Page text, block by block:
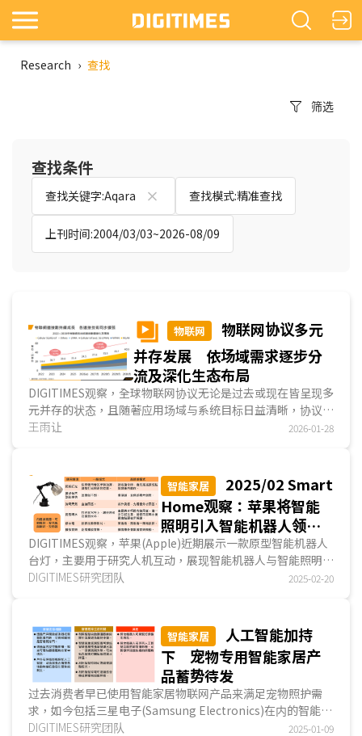
Research › 查找
筛选
查找条件
查找关键字:Aqara 查找模式:精准查找
上刊时间:2004/03/03~2026-08/09
物联网
物联网协议多元
并存发展 依场域需求逐步分
流及深化生态布局
DIGITIMES观察，全球物联网协议无论是过去或现在皆呈现多
元并存的状态，且随著应用场域与系统目标日益清晰，协议开
始依据不同使用情境逐步分流并演进，并在各自擅长...
王雨让 2026-01-28
智能家居
2025/02 Smart
Home观察：苹果将智能
照明引入智能机器人领
域 传统主流智能家居产
品仍有待突破
DIGITIMES观察，苹果(Apple)近期展示一款原型智能机器人
台灯，主要用于研究人机互动，展现智能机器人与智能照明结
合的广泛应用潜力。在已量产的智能照明产品部分，比...
DIGITIMES研究团队 2025-02-20
智能家居
人工智能加持
下 宠物专用智能家居产
品蓄势待发
过去消费者早已使用智能家居物联网产品来满足宠物照护需
求，如今包括三星电子(Samsung Electronics)在内的智能家
居厂商已察觉到宠物市场商机。目前，猫狗用智能家居宠...
DIGITIMES研究团队 2025-01-09